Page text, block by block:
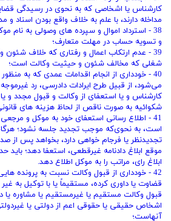
کارشناس یا اشخاصی که به نحوی در رسیدگی
مداخله دارند، با علم به خلاف واقع بودن اسناد و
38 - استرداد اموال و سپرده ‌های وصولی به نام
و تسویه ‌حساب در مهلت متعارف؛
39 - عدم ارتکاب اعمال و رفتاری که خلاف شئون
شغلی که مخالف شئون و حیثیت وکالت است؛
40 - خودداری از انجام اقدامات عمدی که به‌
می‌شود، از قبیل طرح ایرادات دادرسی، رد غیرموجه
کارشناس و یا استعفای از وکالت و قبول مجدد و
شکوائیه به ‌صورت ناقص از لحاظ هزینه ‌های
41 - اطلاع ‌رسانی استعفای خود به موکل و
است، به ‌نحوی‌که موجب تجدید جلسه نشود؛
تجدیدنظر یا فرجام ‌خواهی دارد، بخواهد پس از
موقع ابلاغ دادنامه غیرقطعی، استعفا دهد؛ باید
ابلاغ رای، مراتب را به موکل اطلاع دهد.
42 - خودداری از قبول وکالت نسبت به پرونده
قضاوت یا داوری کرده، مستقیماً یا با توکیل به
قبول وکالت مستقیم یا غیرمستقیم یا مشاوره یا
اشخاص حقیقی یا حقوقی اعم از دولتی یا
آنهاست؛